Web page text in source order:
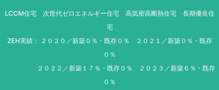
LCCM住宅 次世代ゼロエネルギー住宅 高気密高断熱住宅 長期優良住
宅
ZEH実績： ２０２０／新築０％・既存０％ ２０２１／新築０％・既存
０％
２０２２／新築１７％・既存０％ ２０２３／新築６％・既存
０％